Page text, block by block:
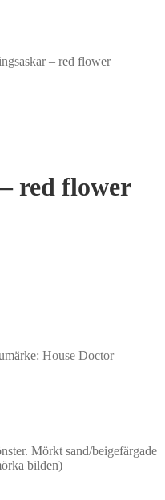
– red flower
red flower
House Doctor
Mörkt sand/beigefärgade
bilden)